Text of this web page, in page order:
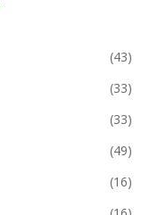
(43)
(33)
(33)
(49)
(16)